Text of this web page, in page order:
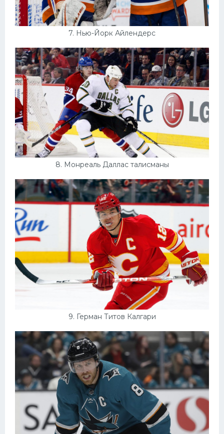
7. Нью-Йорк Айлендерс
8. Монреаль Даллас талисманы
9. Герман Титов Калгари